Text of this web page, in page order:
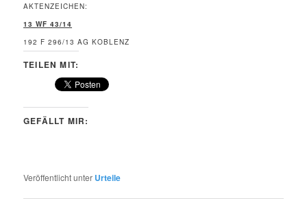
AKTENZEICHEN:
13 WF 43/14
192 F 296/13 AG KOBLENZ
TEILEN MIT:
GEFÄLLT MIR:
Veröffentlicht unter Urteile